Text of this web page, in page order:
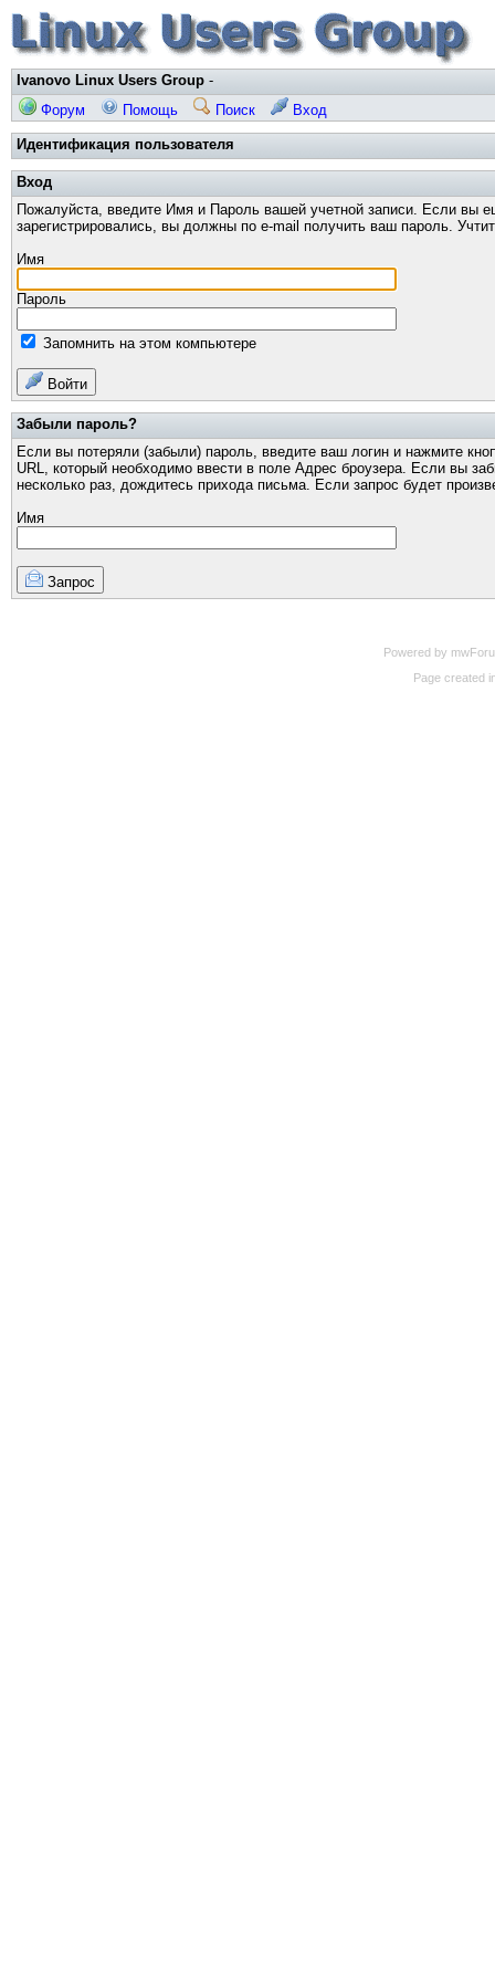
Ivanovo Linux Users Group -
Форум
Помощь Поиск Вход
Идентификация пользователя
Вход
Пожалуйста, введите Имя и Пароль вашей учетной записи. Если вы
зарегистрировались, вы должны по e-mail получить ваш пароль.
Имя
Пароль
Запомнить на этом компьютере
Войти
Забыли пароль?
Если вы потеряли (забыли) пароль, введите ваш логин и нажмите
URL, который необходимо ввести в поле Адрес броузера. Если вы
несколько раз, дождитесь прихода письма. Если запрос будет
Имя
Запрос
Powered by
Page created